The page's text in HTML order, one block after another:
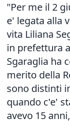
"Per me il 2
e' legata alla
vita Liliana
in prefettura
Sgaraglia ha
merito della
sono distinti
quando c'e'
avevo 15